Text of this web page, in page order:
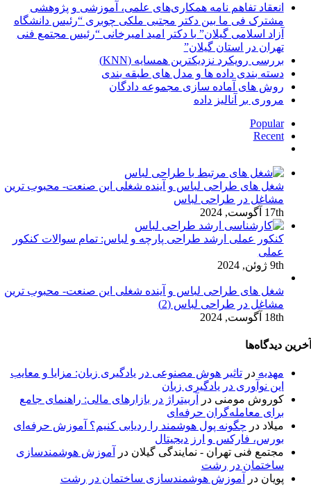
انعقاد تفاهم نامه همکاری‌های علمی، آموزشی و پژوهشی
مشترک فی ما بین دکتر مجتبی ملکی چوبری “رئیس دانشگاه
آزاد اسلامی گیلان” با دکتر امید امیرخانی “رئیس مجتمع فنی
تهران در استان گیلان”
بررسی رویکرد نزدیکترین همسایه (KNN)
دسته‌ بندی داده‌ ها و مدل‌ های طبقه‌ بندی
روش های آماده سازی مجموعه دادگان
مروری بر آنالیز داده
Popular
Recent
شغل های طراحی لباس و آینده شغلی این صنعت- محبوب ترین
مشاغل در طراحی لباس
17th آگوست, 2024
کنکور عملی ارشد طراحی پارچه و لباس: تمام سوالات کنکور
عملی
9th ژوئن, 2024
شغل های طراحی لباس و آینده شغلی این صنعت- محبوب ترین
مشاغل در طراحی لباس (2)
18th آگوست, 2024
دیدگاه‌ها
مهدیه در تاثیر هوش مصنوعی در یادگیری زبان: مزایا و معایب
این نوآوری در یادگیری زبان
کوروش مومنی در
آربیتراژ در بازارهای مالی: راهنمای جامع
برای معامله‌گران حرفه‌ای
میلاد در چگونه پول هوشمند را ردیابی کنیم؟ آموزش حرفه‌ای
بورس، فارکس و ارز دیجیتال
مجتمع فنی تهران - نمایندگی گیلان در
آموزش هوشمندسازی
ساختمان در رشت
پویان در آموزش هوشمندسازی ساختمان در رشت